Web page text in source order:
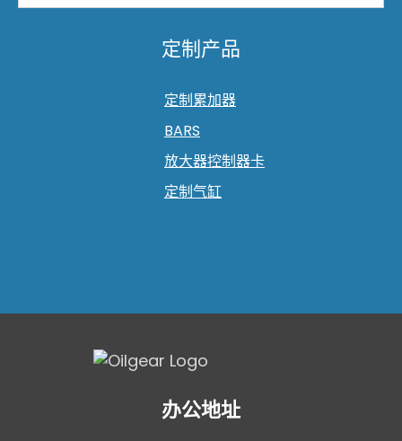
定制产品
定制累加器
BARS
放大器控制器卡
定制气缸
办公地址